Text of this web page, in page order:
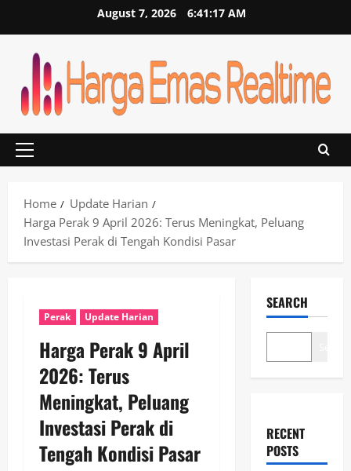
August 7, 2026 6:41:17 AM
Primary
Home
Update Harian
Harga Perak 9 April 2026: Terus Meningkat, Peluang
Investasi Perak di Tengah Kondisi Pasar
Perak Update Harian
Harga Perak 9 April
2026: Terus
Meningkat, Peluang
Investasi Perak di
Tengah Kondisi Pasar
SEARCH
RECENT
POSTS